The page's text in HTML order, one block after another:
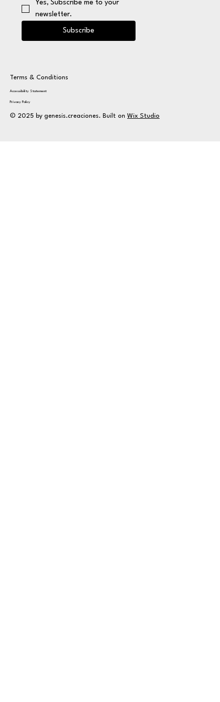
Yes, Subscribe me to your
newsletter.
Subscribe
Terms & Conditions
Privacy Policy
Accessibility Statement
© 2025 by genesis.creaciones. Built on Wix Studio